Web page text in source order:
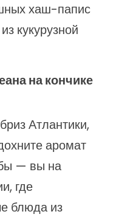
хаш-папис
кукурузной
на кончике
Атлантики,
аромат
— вы на
где
блюда из